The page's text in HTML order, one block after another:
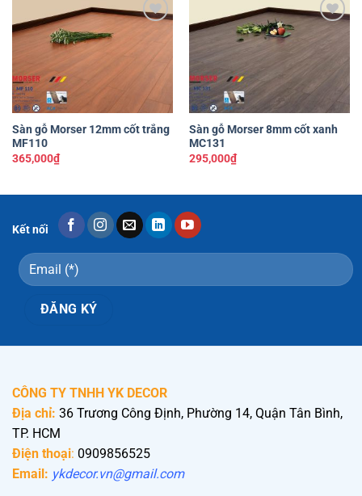
Sàn gỗ Morser 12mm cốt trắng
MF110
365,000₫
Sàn gỗ Morser 8mm cốt xanh
MC131
295,000₫
Kết nối
CÔNG TY TNHH YK DECOR
Địa chỉ: 36 Trương Công Định, Phường 14, Quận Tân Bình,
TP. HCM
Điện thoại: 0909856525
Email: ykdecor.vn@gmail.com